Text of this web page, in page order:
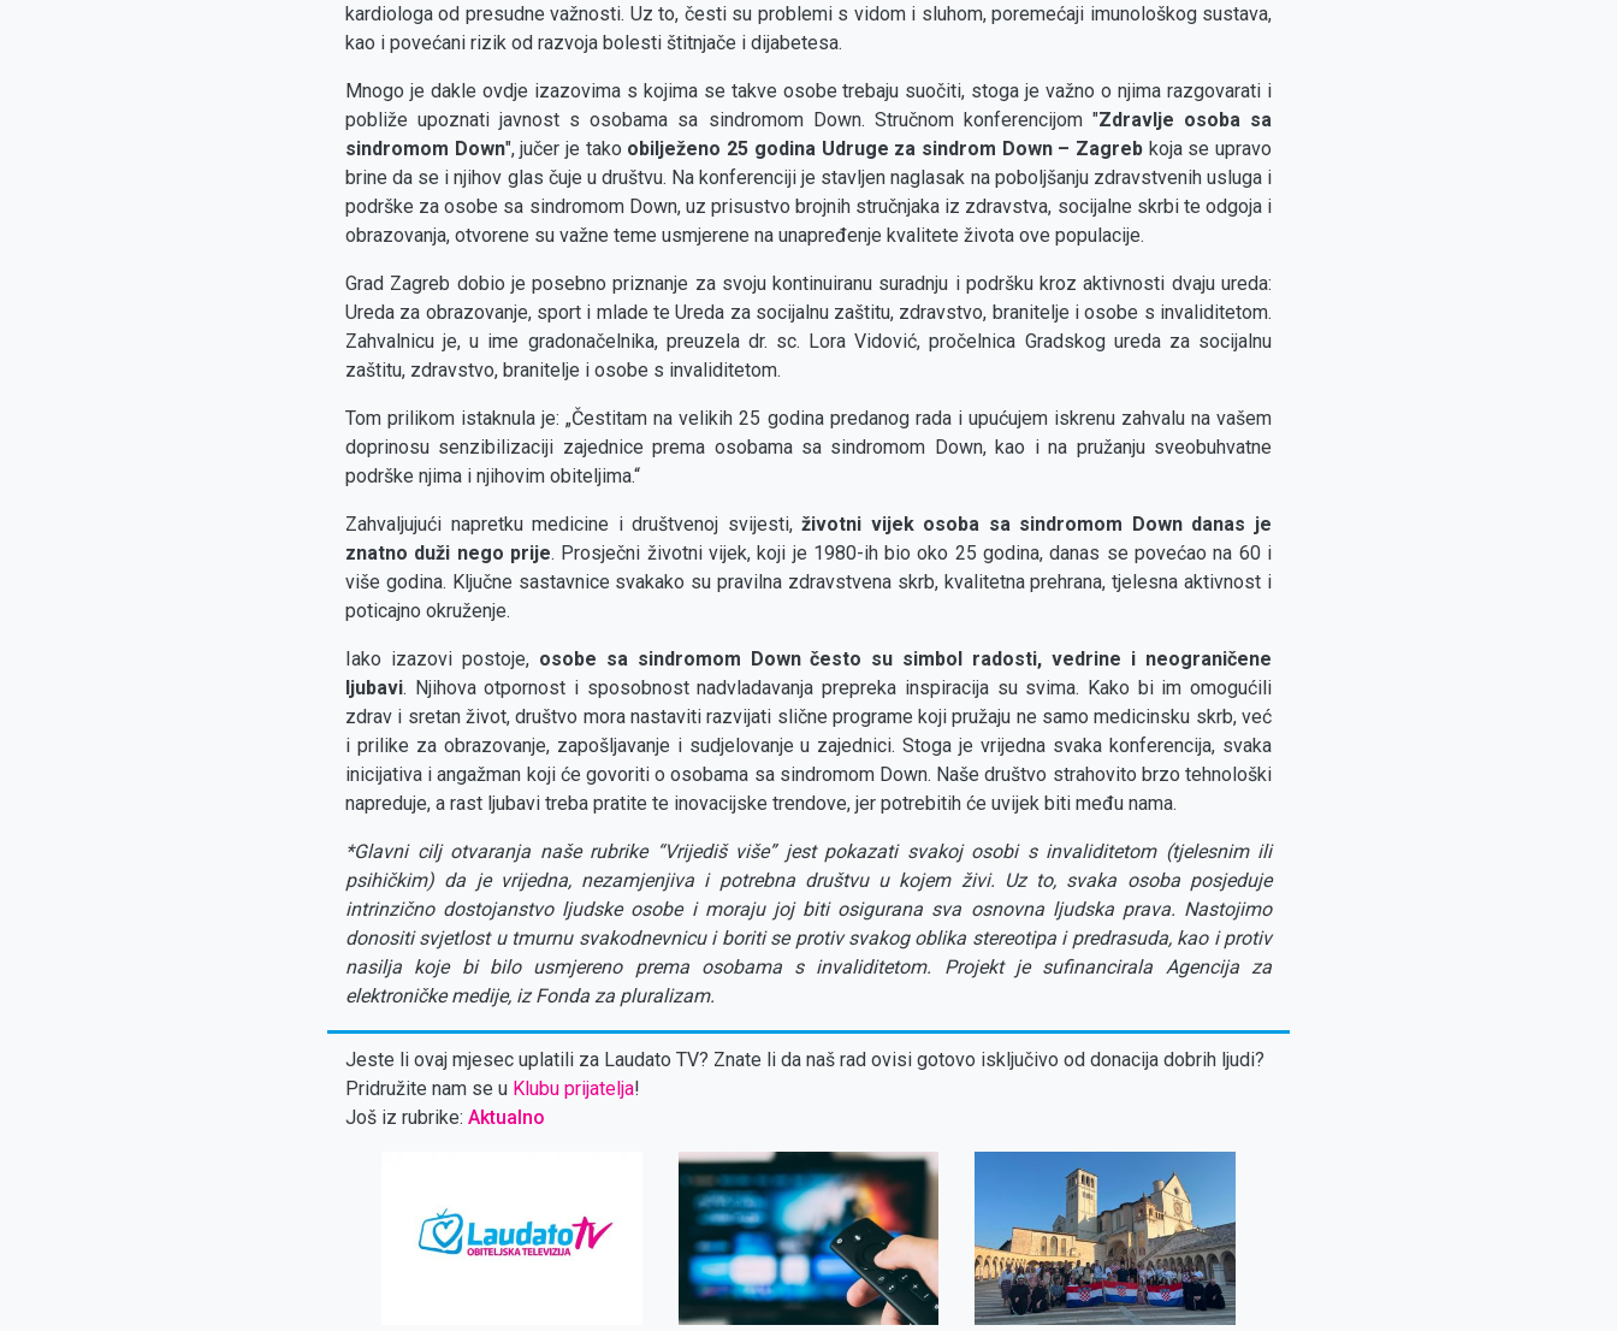
kardiologa od presudne važnosti. Uz to, česti su problemi s vidom i sluhom, poremećaji imunološkog sustava,
kao i povećani rizik od razvoja bolesti štitnjače i dijabetesa.
Mnogo je dakle ovdje izazovima s kojima se takve osobe trebaju suočiti, stoga je važno o njima razgovarati i
pobliže upoznati javnost s osobama sa sindromom Down. Stručnom konferencijom "Zdravlje osoba sa
sindromom Down", jučer je tako obilježeno 25 godina Udruge za sindrom Down – Zagrebkoja se upravo
brine da se i njihov glas čuje u društvu. Na konferenciji je stavljen naglasak na poboljšanju zdravstvenih usluga i
podrške za osobe sa sindromom Down, uz prisustvo brojnih stručnjaka iz zdravstva, socijalne skrbi te odgoja i
obrazovanja, otvorene su važne teme usmjerene na unapređenje kvalitete života ove populacije.
Grad Zagreb dobio je posebno priznanje za svoju kontinuiranu suradnju i podršku kroz aktivnosti dvaju ureda:
Ureda za obrazovanje, sport i mlade te Ureda za socijalnu zaštitu, zdravstvo, branitelje i osobe s invaliditetom.
Zahvalnicu je, u ime gradonačelnika, preuzela dr. sc. Lora Vidović, pročelnica Gradskog ureda za socijalnu
zaštitu, zdravstvo, branitelje i osobe s invaliditetom.
Tom prilikom istaknula je: „Čestitam na velikih 25 godina predanog rada i upućujem iskrenu zahvalu na vašem
doprinosu senzibilizaciji zajednice prema osobama sa sindromom Down, kao i na pružanju sveobuhvatne
podrške njima i njihovim obiteljima.“
Zahvaljujući napretku medicine i društvenoj svijesti,životni vijek osoba sa sindromom Down danas je
znatno duži nego prije. Prosječni životni vijek, koji je 1980-ih bio oko 25 godina, danas se povećao na 60 i
više godina. Ključne sastavnice svakako su pravilna zdravstvena skrb, kvalitetna prehrana, tjelesna aktivnost i
poticajno okruženje.
Iako izazovi postoje, osobe sa sindromom Down često su simbol radosti, vedrine i neograničene
ljubavi. Njihova otpornost i sposobnost nadvladavanja prepreka inspiracija su svima. Kako bi im omogućili
zdrav i sretan život, društvo mora nastaviti razvijati slične programe koji pružaju ne samo medicinsku skrb, već
i prilike za obrazovanje, zapošljavanje i sudjelovanje u zajednici. Stoga je vrijedna svaka konferencija, svaka
inicijativa i angažman koji će govoriti o osobama sa sindromom Down. Naše društvo strahovito brzo tehnološki
napreduje, a rast ljubavi treba pratite te inovacijske trendove, jer potrebitih će uvijek biti među nama.
*Glavni cilj otvaranja naše rubrike “Vrijediš više” jest pokazati svakoj osobi s invaliditetom (tjelesnim ili
psihičkim) da je vrijedna, nezamjenjiva i potrebna društvu u kojem živi. Uz to, svaka osoba posjeduje
intrinzično dostojanstvo ljudske osobe i moraju joj biti osigurana sva osnovna ljudska prava. Nastojimo
donositi svjetlost u tmurnu svakodnevnicu i boriti se protiv svakog oblika stereotipa i predrasuda, kao i protiv
nasilja koje bi bilo usmjereno prema osobama s invaliditetom. Projekt je sufinancirala Agencija za
elektroničke medije, iz Fonda za pluralizam.
Jeste li ovaj mjesec uplatili za Laudato TV? Znate li da naš rad ovisi gotovo isključivo od donacija dobrih ljudi?
Pridružite nam se u Klubu prijatelja!
Još iz rubrike: Aktualno